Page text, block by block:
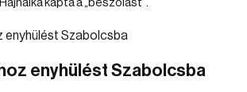
kapta a „beszólást”.
enyhülést Szabolcsba